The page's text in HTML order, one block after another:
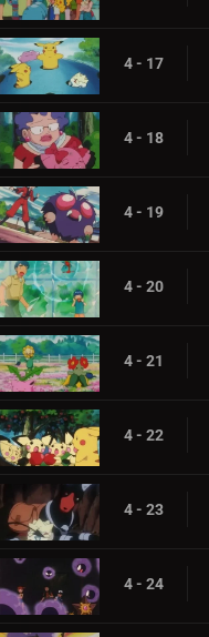
4 - 17
4 - 18
4 - 19
4 - 20
4 - 21
4 - 22
4 - 23
4 - 24